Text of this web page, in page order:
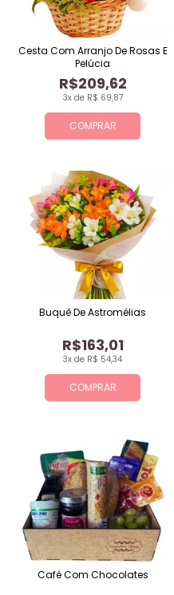
COMPRAR
3x de R$ 69,87
R$209,62
Cesta Com Arranjo De Rosas E
Pelúcia
COMPRAR
3x de R$ 54,34
R$163,01
Buquê De Astromélias
Café Com Chocolates